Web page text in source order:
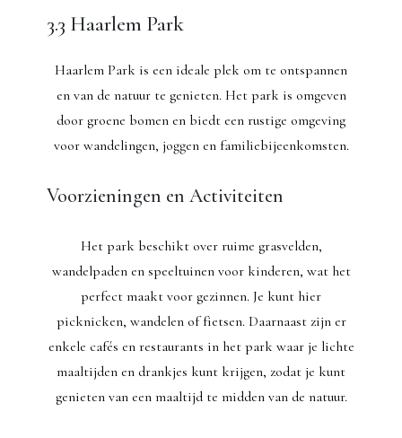
3.3 Haarlem Park
Haarlem Park is een ideale plek om te ontspannen
en van de natuur te genieten. Het park is omgeven
door groene bomen en biedt een rustige omgeving
voor wandelingen, joggen en familiebijeenkomsten.
Voorzieningen en Activiteiten
Het park beschikt over ruime grasvelden,
wandelpaden en speeltuinen voor kinderen, wat het
perfect maakt voor gezinnen. Je kunt hier
picknicken, wandelen of fietsen. Daarnaast zijn er
enkele cafés en restaurants in het park waar je lichte
maaltijden en drankjes kunt krijgen, zodat je kunt
genieten van een maaltijd te midden van de natuur.